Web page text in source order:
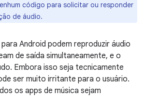
código para solicitar ou responder
de áudio.
Android podem reproduzir áudio
de saída simultaneamente, e o
Embora isso seja tecnicamente
ser muito irritante para o usuário.
os apps de música sejam